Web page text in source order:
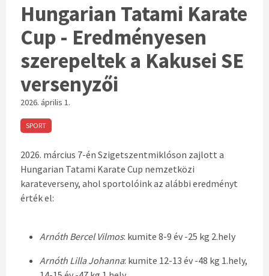
Hungarian Tatami Karate
Cup - Eredményesen
szerepeltek a Kakusei SE
versenyzői
2026. április 1.
SPORT
2026. március 7-én Szigetszentmiklóson zajlott a
Hungarian Tatami Karate Cup nemzetközi
karateverseny, ahol sportolóink az alábbi eredményt
értékel:
Arnóth Bercel Vilmos: kumite 8-9 év -25 kg 2.hely
Arnóth Lilla Johanna: kumite 12-13 év -48 kg 1.hely,